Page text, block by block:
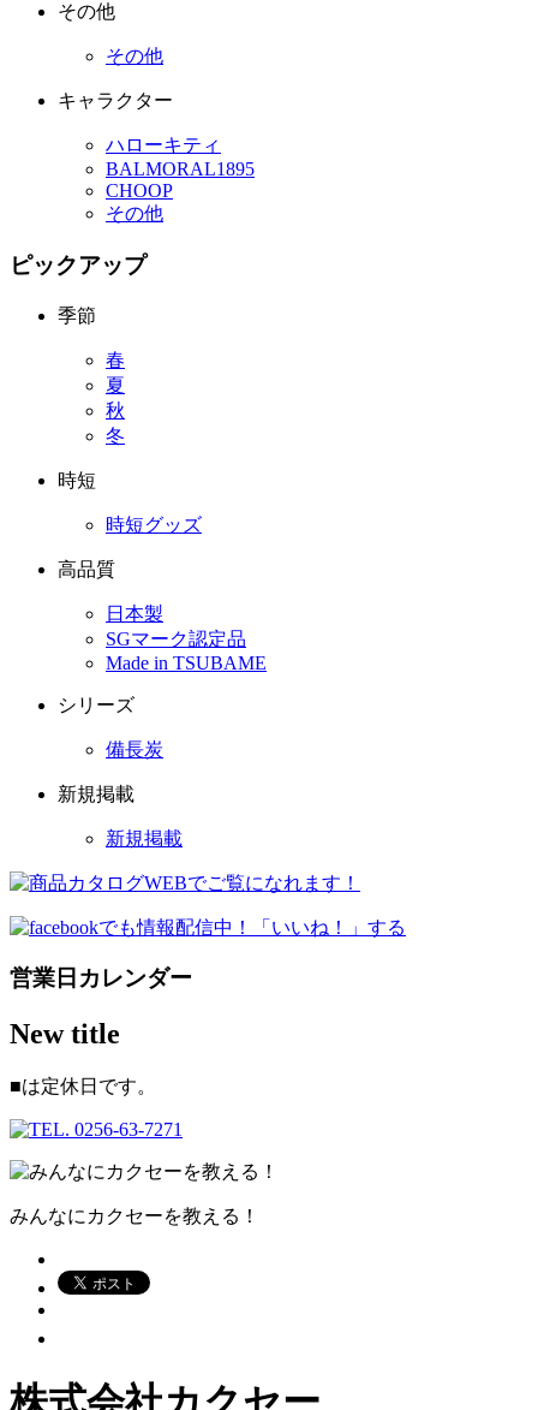
その他
その他
キャラクター
ハローキティ
BALMORAL1895
CHOOP
その他
ピックアップ
季節
春
夏
秋
冬
時短
時短グッズ
高品質
日本製
SGマーク認定品
Made in TSUBAME
シリーズ
備長炭
新規掲載
新規掲載
営業日カレンダー
New title
■は定休日です。
みんなにカクセーを教える！
株式会社カクセー